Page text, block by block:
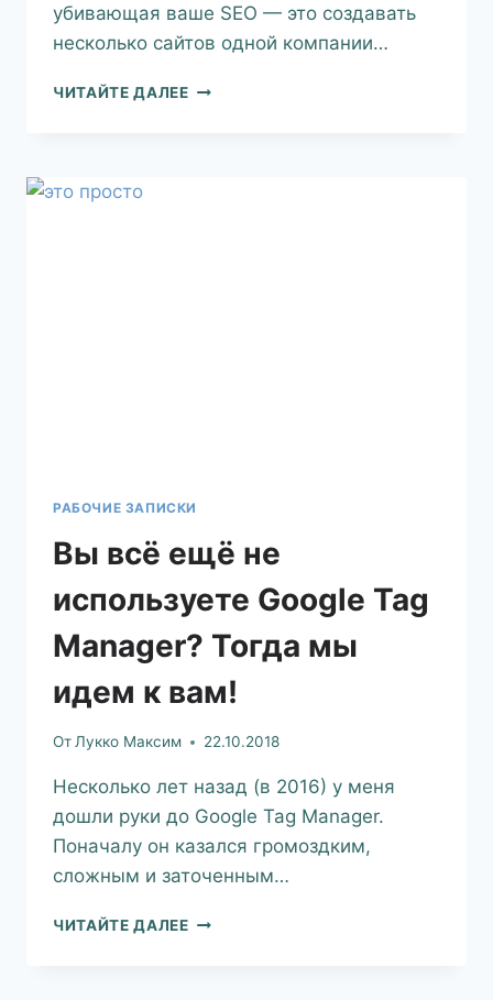
убивающая ваше SEO — это создавать
несколько сайтов одной компании…
ЧИТАЙТЕ ДАЛЕЕ
РАБОЧИЕ ЗАПИСКИ
Вы всё ещё не
используете Google Tag
Manager? Тогда мы
идем к вам!
От Лукко Максим 22.10.2018
Несколько лет назад (в 2016) у меня
дошли руки до Google Tag Manager.
Поначалу он казался громоздким,
сложным и заточенным…
ЧИТАЙТЕ ДАЛЕЕ